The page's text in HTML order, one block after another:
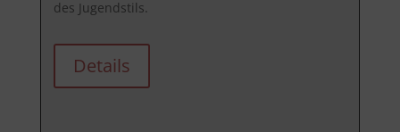
des Jugendstils.
Details